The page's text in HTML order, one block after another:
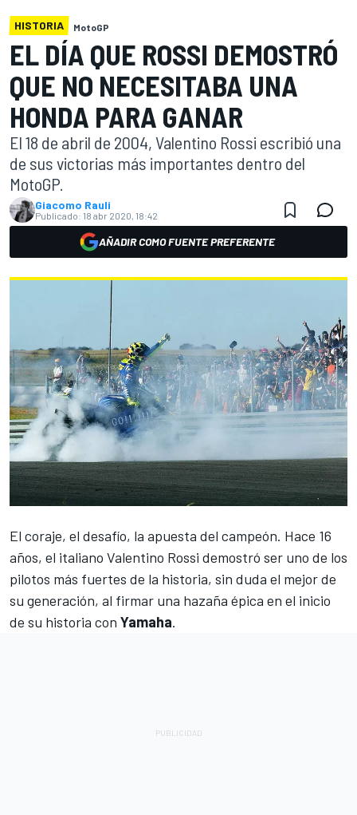
HISTORIA MotoGP
EL DÍA QUE ROSSI DEMOSTRÓ
QUE NO NECESITABA UNA
HONDA PARA GANAR
El 18 de abril de 2004, Valentino Rossi escribió una
de sus victorias más importantes dentro del
MotoGP.
Giacomo Rauli
Publicado: 18 abr 2020, 18:42
AÑADIR COMO FUENTE PREFERENTE
El coraje, el desafío, la apuesta del campeón. Hace 16
años, el italiano Valentino Rossi demostró ser uno de los
pilotos más fuertes de la historia, sin duda el mejor de
su generación, al firmar una hazaña épica en el inicio
de su historia con Yamaha.